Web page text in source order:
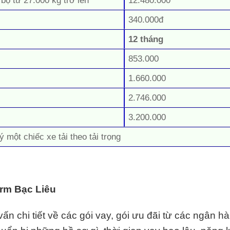
340.000đ
12 tháng
853.000
1.660.000
2.746.000
3.200.000
một chiếc xe tải theo tải trọng
Bạc Liêu
chi tiết về các gói vay, gói ưu đãi từ các ngân